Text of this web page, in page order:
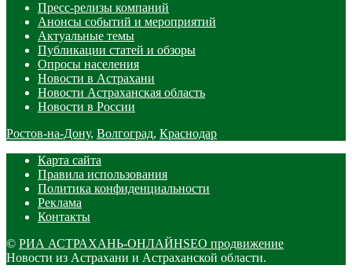
Пресс-релизы компаний
Анонсы событий и мероприятий
Актуальные темы
Публикации статей и обзоры
Опросы населения
Новости в Астрахани
Новости Астраханская область
Новости в России
Ростов-на-Дону, Волгоград, Краснодар
Карта сайта
Правила использования
Политика конфиденциальности
Реклама
Контакты
© РИА АСТРАХАНЬ-ОНЛАЙНSEO продвижение
Новости из Астрахани и Астраханской области.